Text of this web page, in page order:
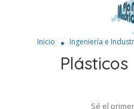
Inicio Ingeniería e
Sé el